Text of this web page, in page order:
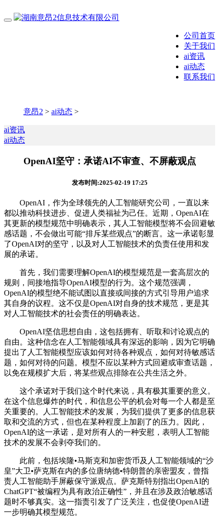
公司首页
关于我们
ai资讯
ai动态
联系我们
意昂2 > ai动态 >
ai资讯
ai动态
OpenAI坚守：承诺AI不审查、不屏蔽观点
发布时间:2025-02-19 17:25
OpenAI，作为全球领先的人工智能研究公司，一直以来
都以推动科技进步、促进人类福祉为己任。近期，OpenAI在
其更新的模型规范中明确表示，其人工智能模型将不会回避敏
感话题，不会做出可能“排斥某些观点”的断言。这一承诺彰显
了OpenAI对的坚守，以及对人工智能技术的负责任使用和发
展的承诺。
首先，我们需要理解OpenAI的模型规范是一套高层次的
规则，间接地指导OpenAI模型的行为。这个规范强调，
OpenAI的模型绝不能试图以直接或间接的方式引导用户追求
其自身的议程。这不仅是OpenAI对自身的技术规范，更是其
对人工智能技术的社会责任的明确表达。
OpenAI坚信思想自由，这包括拥有、听取和讨论观点的
自由。这种信念在人工智能领域具有深远的影响，因为它明确
提出了人工智能模型应该如何对待各种观点，如何对待敏感话
题，如何对待的问题。模型不应以某种方式回避或审查话题，
以免在规模扩大后，将某些观点排除在公共生活之外。
这个承诺对于我们这个时代来说，具有极其重要的意义。
在这个信息爆炸的时代，和信息公平的机会对每一个人都是至
关重要的。人工智能技术的发展，为我们提供了更多的信息获
取和交流的方式，但也在某种程度上加剧了的压力。因此，
OpenAI的这一承诺，是对所有人的一种安慰，表明人工智能
技术的发展不会剥夺我们的。
此前，包括埃隆•马斯克和加密货币及人工智能领域的“沙
皇”大卫•萨克斯在内的多位唐纳德•特朗普的亲密盟友，曾指
责人工智能助手屏蔽保守派观点。萨克斯特别指出OpenAI的
ChatGPT“被编程为具有政治正确性”，并且在涉及政治敏感话
题时不够真实。这一指责引发了广泛关注，也促使OpenAI进
一步明确其模型规范。